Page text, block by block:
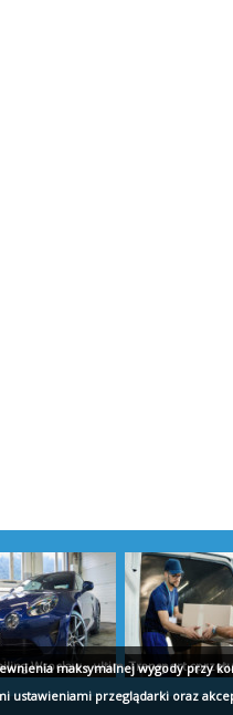
Wrocław - ultimatecars.pl
Transport
maksymalnej wygody przy
ustawieniami przeglądarki oraz